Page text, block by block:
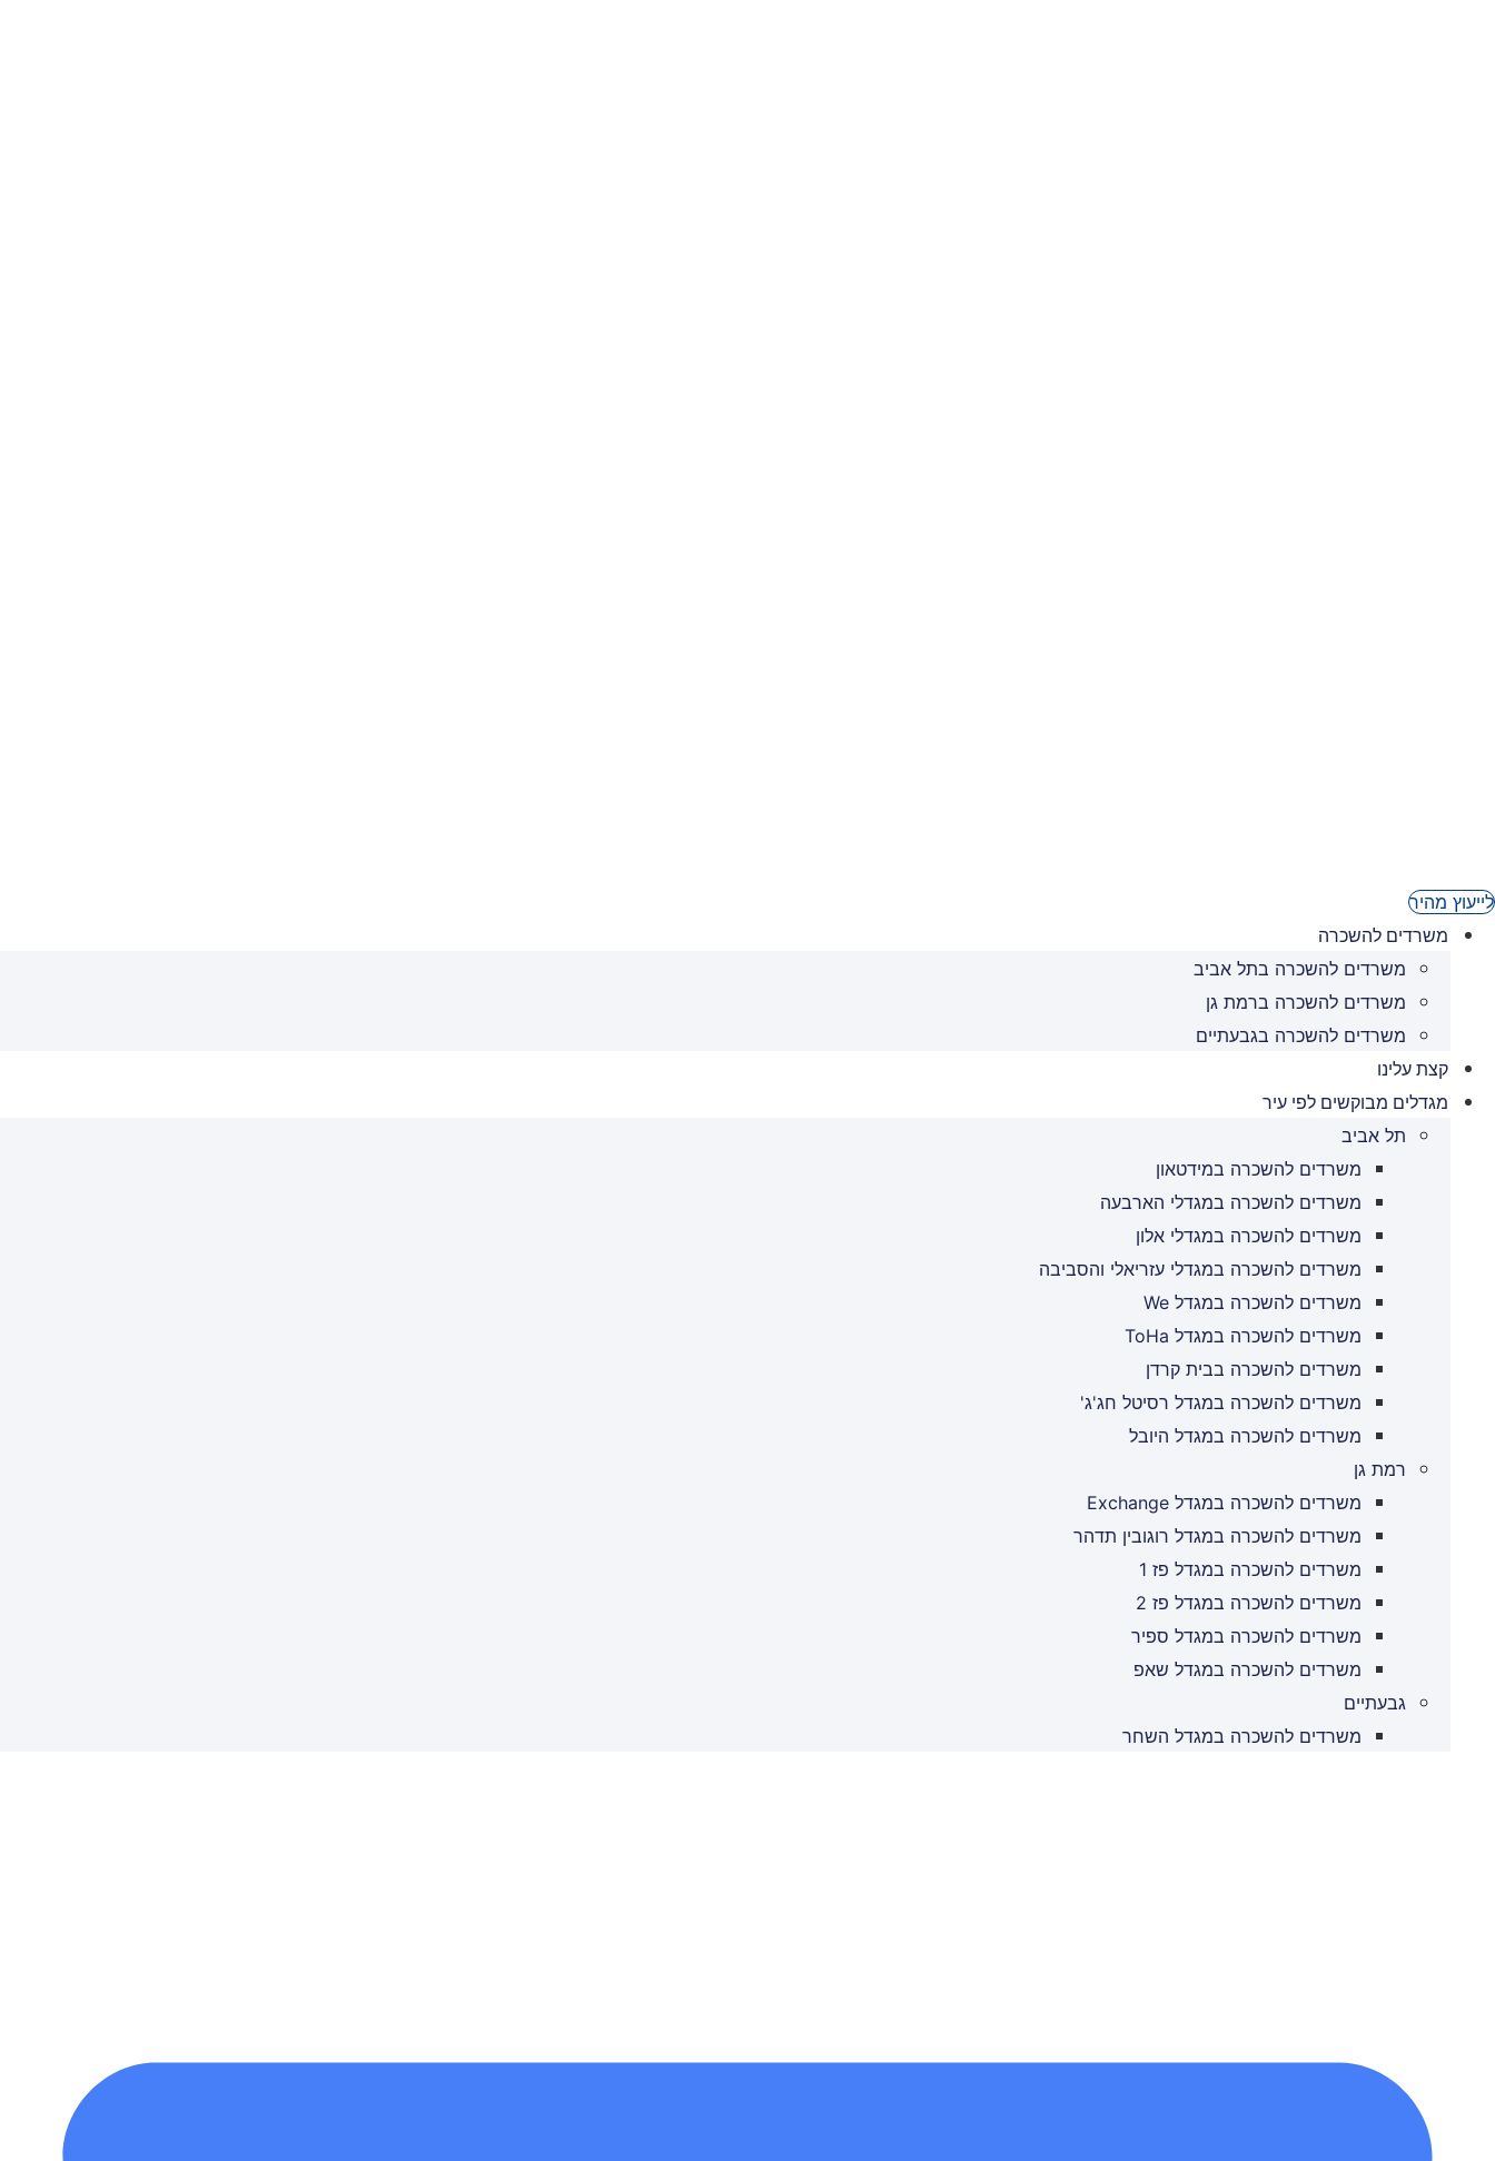
לייעוץ מהיר
משרדים להשכרה
משרדים להשכרה בתל אביב
משרדים להשכרה ברמת גן
משרדים להשכרה בגבעתיים
קצת עלינו
מגדלים מבוקשים לפי עיר
תל אביב
משרדים להשכרה במידטאון
משרדים להשכרה במגדלי הארבעה
משרדים להשכרה במגדלי אלון
משרדים להשכרה במגדלי עזריאלי והסביבה
משרדים להשכרה במגדל We
משרדים להשכרה במגדל ToHa
משרדים להשכרה בבית קרדן
משרדים להשכרה במגדל רסיטל חג'ג'
משרדים להשכרה במגדל היובל
רמת גן
משרדים להשכרה במגדל Exchange
משרדים להשכרה במגדל רוגובין תדהר
משרדים להשכרה במגדל פז 1
משרדים להשכרה במגדל פז 2
משרדים להשכרה במגדל ספיר
משרדים להשכרה במגדל שאפ
גבעתיים
משרדים להשכרה במגדל השחר